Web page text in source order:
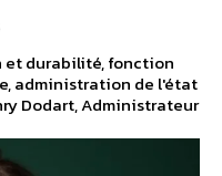
et durabilité, fonction
administration de l'état
Dodart, Administrateur